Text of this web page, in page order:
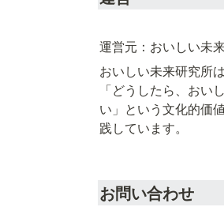
運営元：おいしい未
おいしい未来研究所
「どうしたら、お
い」という文化的価
践しています。
お問い合わせ